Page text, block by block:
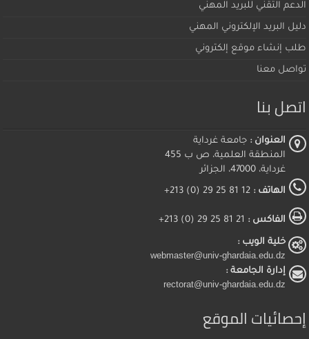
الدعم التقني للبريد المهني
دليل البريد الإلكتروني المهني
طلب إنشاء موقع إلكتروني
تواصل معنا
اتصل بنا
العنوان : جامعة غرداية
المنطقة العلمية، ص ب 455
غرداية، 47000، الجزائر
الهاتف : 12 81 25 29 (0) 213+
الفاكس :
خلية الويب :
webmaster@univ-ghardaia.edu.dz
إدارة الجامعة :
rectorat@univ-ghardaia.edu.dz
إحصائيات الموقع